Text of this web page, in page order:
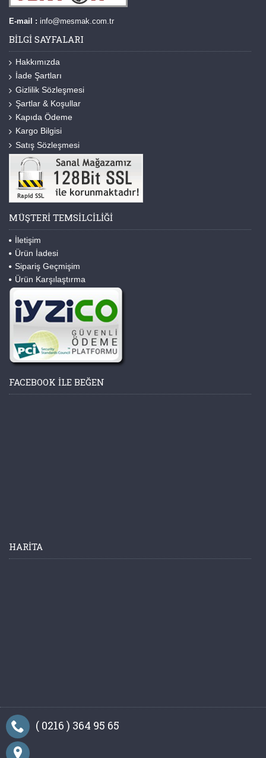
E-mail : info@mesmak.com.tr
BILGI SAYFALARI
Hakkımızda
İade Şartları
Gizlilik Sözleşmesi
Şartlar & Koşullar
Kapıda Ödeme
Kargo Bilgisi
Satış Sözleşmesi
MÜŞTERI TEMSILCILIĞI
İletişim
Ürün İadesi
Sipariş Geçmişim
Ürün Karşılaştırma
FACEBOOK ILE BEĞEN
HARITA
( 0216 ) 364 95 65